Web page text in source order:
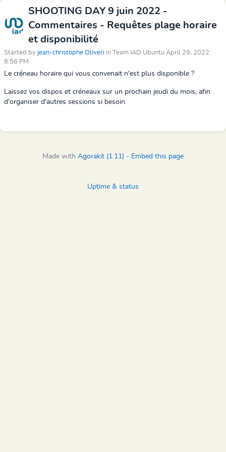
SHOOTING DAY 9 juin 2022 -
Commentaires - Requêtes plage horaire
et disponibilité
Started by jean-christophe Oliveri in Team IAD Ubuntu April 29, 2022
8:56 PM
Le créneau horaire qui vous convenait n'est plus disponible ?
Laissez vos dispos et créneaux sur un prochain jeudi du mois, afin
d'organiser d'autres sessions si besoin.
Made with Agorakit (1.11) - Embed this page
Uptime & status